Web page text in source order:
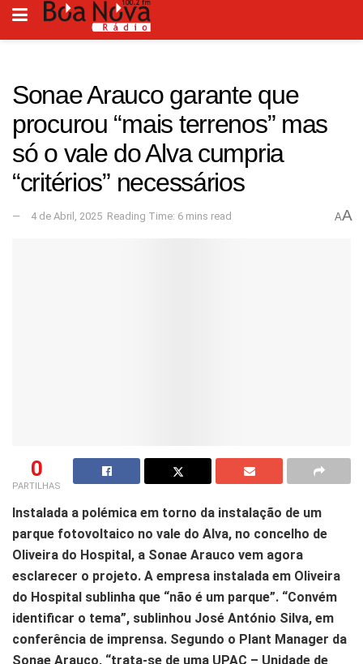
Sonae Arauco garante que
procurou “mais terrenos” mas
só o vale do Alva cumpria
“critérios” necessários
4 de Abril, 2025 Reading Time: 6 mins read AA
0
PARTILHAS
Instalada a polémica em torno da instalação de um
parque fotovoltaico no vale do Alva, no concelho de
Oliveira do Hospital, a Sonae Arauco vem agora
esclarecer o projeto. A empresa instalada em Oliveira
do Hospital sublinha que “não é um parque”. “Convém
identificar o tema”, sublinhou José António Silva, em
conferência de imprensa. Segundo o Plant Manager da
Sonae Arauco, “trata-se de uma UPAC – Unidade de